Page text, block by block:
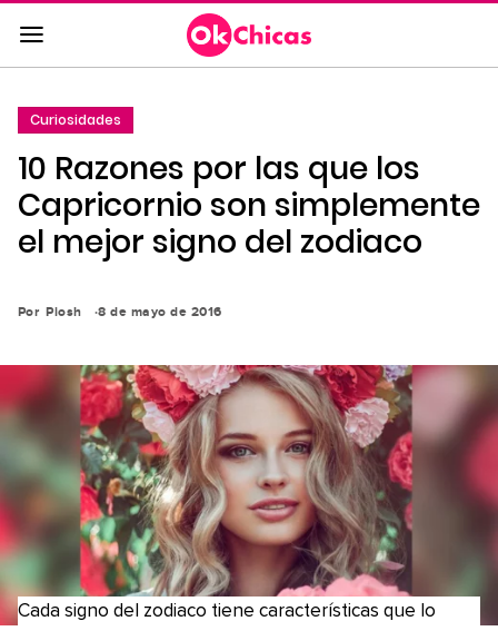
Saltar
al
contenido
la
navegación
principal
Curiosidades
10 Razones por las que los
Capricornio son simplemente
el mejor signo del zodiaco
Por Piosh 8 de mayo de 2016
Cada signo del zodiaco tiene características que lo